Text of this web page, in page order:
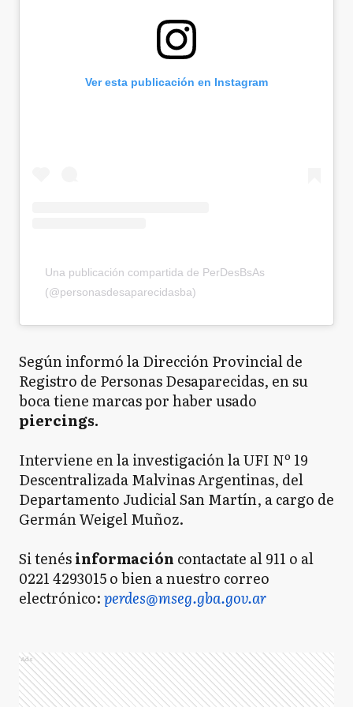
Ver esta publicación en Instagram
Una publicación compartida de PerDesBsAs
(@personasdesaparecidasba)
Según informó la Dirección Provincial de
Registro de Personas Desaparecidas, en su
boca tiene marcas por haber usado
piercings.
Interviene en la investigación la UFI Nº 19
Descentralizada Malvinas Argentinas, del
Departamento Judicial San Martín, a cargo de
Germán Weigel Muñoz.
Si tenésinformación contactate al 911 o al
0221 4293015 o bien a nuestro correo
electrónico:perdes@mseg.gba.gov.ar
Ads